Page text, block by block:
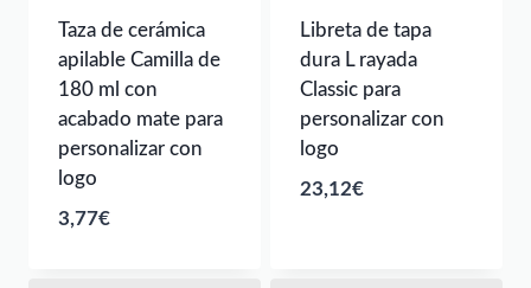
Taza de cerámica
apilable Camilla de
180 ml con
acabado mate para
personalizar con
logo
3,77€
Libreta de tapa
dura L rayada
Classic para
personalizar con
logo
23,12€